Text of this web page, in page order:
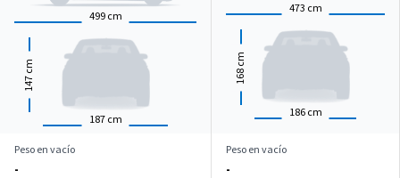
499 cm
187 cm
147
cm
473 cm
186 cm
168
cm
Peso en vacío
-
Peso en vacío
-